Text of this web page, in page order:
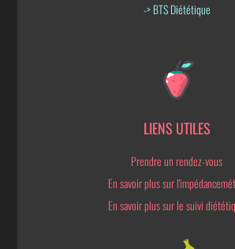
-> BTS Diététique
LIENS UTILES
Prendre un rendez-vous
En savoir plus sur
En savoir plus sur le suivi